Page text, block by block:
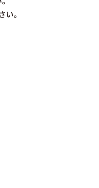
。